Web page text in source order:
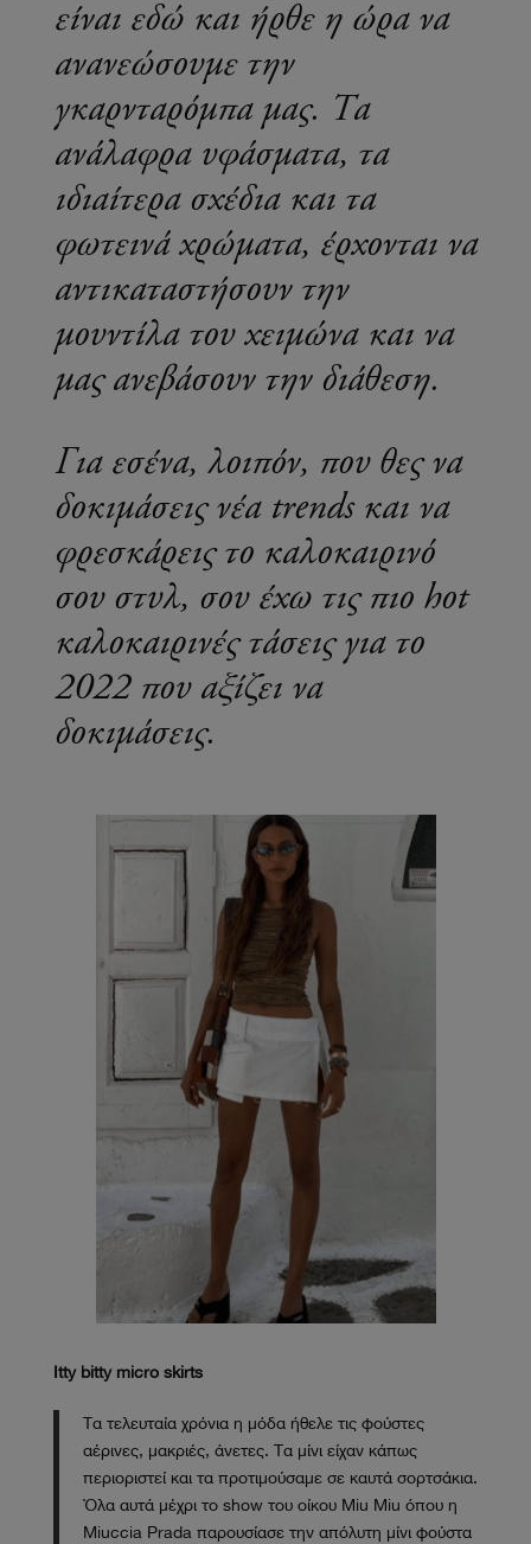
είναι εδώ και ήρθε η ώρα να
ανανεώσουμε την
γκαρνταρόμπα μας. Τα
ανάλαφρα υφάσματα, τα
ιδιαίτερα σχέδια και τα
φωτεινά χρώματα, έρχονται να
αντικαταστήσουν την
μουντίλα του χειμώνα και να
μας ανεβάσουν την διάθεση.
Για εσένα, λοιπόν, που θες να
δοκιμάσεις νέα trends και να
φρεσκάρεις το καλοκαιρινό
σου στυλ, σου έχω τις πιο hot
καλοκαιρινές τάσεις για το
2022 που αξίζει να
δοκιμάσεις.
Itty bitty micro skirts
Τα τελευταία χρόνια η μόδα ήθελε τις φούστες
αέρινες, μακριές, άνετες. Τα μίνι είχαν κάπως
περιοριστεί και τα προτιμούσαμε σε καυτά σορτσάκια.
Όλα αυτά μέχρι το show του οίκου Miu Miu όπου η
Miuccia Prada παρουσίασε την απόλυτη μίνι φούστα